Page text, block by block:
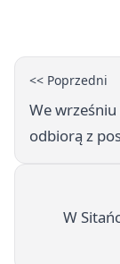
<< Poprzedni
We
odbiorą z
W